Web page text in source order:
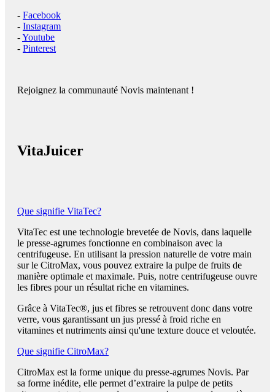
- Facebook
- Instagram
-Youtube
- Pinterest
Rejoignez la communauté Novis maintenant !
VitaJuicer
Que signifie VitaTec?
VitaTec est une technologie brevetée de Novis, dans laquelle
le presse-agrumes fonctionne en combinaison avec la
centrifugeuse. En utilisant la pression naturelle de votre main
sur le CitroMax, vous pouvez extraire la pulpe de fruits de
manière optimale et maximale. Puis, notre centrifugeuse ouvre
les fibres pour un résultat riche en vitamines.
Grâce à VitaTec®, jus et fibres se retrouvent donc dans votre
verre, vous garantissant un jus pressé à froid riche en
vitamines et nutriments ainsi qu'une texture douce et veloutée.
Que signifie CitroMax?
CitroMax est la forme unique du presse-agrumes Novis. Par
sa forme inédite, elle permet d’extraire la pulpe de petits